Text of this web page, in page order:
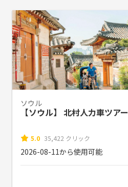
ソウル
【ソウル】 北村人力車ツアー
5.0 35,422 クリック
2026-08-11から使用可能